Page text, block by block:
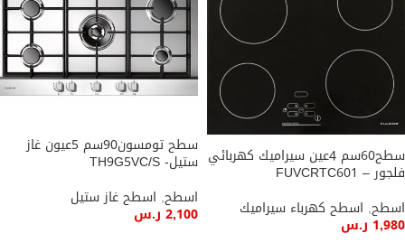
سطح60سم 4عين سيراميك كهربائي
فلجور – FUVCRTC601
اسطح, اسطح كهرباء سيراميك
1,980 ر.س
سطح تومسون90سم 5عيون غاز
ستيل- TH9G5VC/S
اسطح, اسطح غاز ستيل
2,100 ر.س